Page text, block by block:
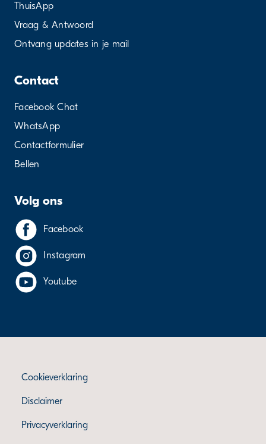
ThuisApp
Vraag & Antwoord
Ontvang updates in je mail
Contact
Facebook Chat
WhatsApp
Contactformulier
Bellen
Volg ons
Facebook
Instagram
Youtube
Cookieverklaring
Disclaimer
Privacyverklaring